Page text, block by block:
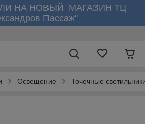
НА НОВЫЙ МАГАЗИН ТЦ
Пассаж"
Освещение Точечные